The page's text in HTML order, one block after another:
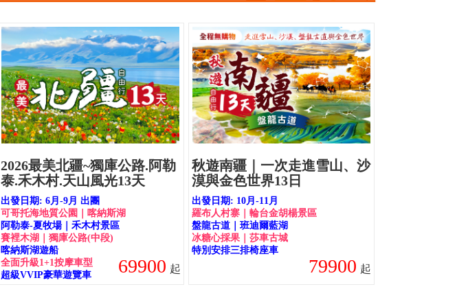
2026最美北疆~獨庫公路.阿勒
泰.禾木村.天山風光13天
出發日期: 6月-9月 出團
可哥托海地質公園｜喀納斯湖
阿勒泰-夏牧場｜禾木村景區
賽裡木湖｜獨庫公路(中段)
喀納斯湖遊船
全面升級1+1按摩車型
超級VVIP豪華遊覽車
69900 起
秋遊南疆｜一次走進雪山、沙
漠與金色世界13日
出發日期: 10月-11月
羅布人村寨｜輪台金胡楊景區
盤龍古道｜班迪爾藍湖
冰糖心採果｜莎車古城
特別安排三排椅座車
79900 起